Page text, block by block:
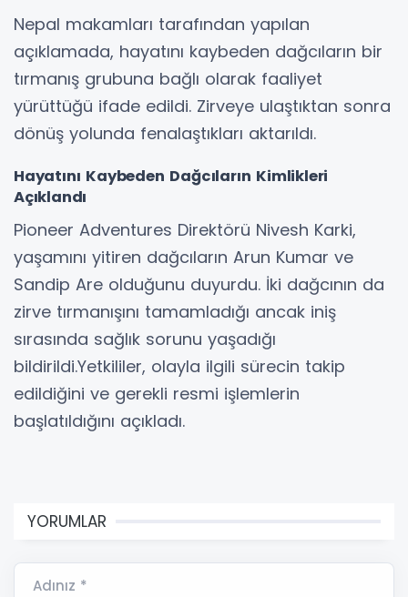
Nepal makamları tarafından yapılan
açıklamada, hayatını kaybeden dağcıların bir
tırmanış grubuna bağlı olarak faaliyet
yürüttüğü ifade edildi. Zirveye ulaştıktan sonra
dönüş yolunda fenalaştıkları aktarıldı.
Hayatını Kaybeden Dağcıların Kimlikleri
Açıklandı
Pioneer Adventures Direktörü Nivesh Karki,
yaşamını yitiren dağcıların Arun Kumar ve
Sandip Are olduğunu duyurdu. İki dağcının da
zirve tırmanışını tamamladığı ancak iniş
sırasında sağlık sorunu yaşadığı
bildirildi.Yetkililer, olayla ilgili sürecin takip
edildiğini ve gerekli resmi işlemlerin
başlatıldığını açıkladı.
YORUMLAR
Adınız *